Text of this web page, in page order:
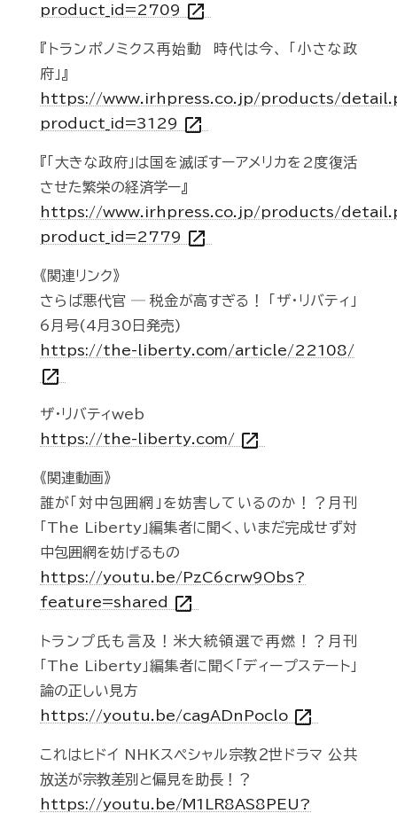
product_id=2709 open_in_new
『トランポノミクス再始動 時代は今、 「小さな政
府」』
https://www.irhpress.co.jp/products/
product_id=3129 open_in_new
『「大きな政府」は国を滅ぼすーアメリカを2度復活
させた繁栄の経済学ー』
https://www.irhpress.co.jp/products/
product_id=2779 open_in_new
《関連リンク》
さらば悪代官 ─ 税金が高すぎる！ 「ザ・リバティ」
6月号(4月30日発売)
https://the-liberty.com/article/22108/
open_in_new
ザ・リバティweb
https://the-liberty.com/ open_in_new
《関連動画》
誰が「対中包囲網」を妨害しているのか！？月刊
「The Liberty」編集者に聞く、いまだ完成せず対
中包囲網を妨げるもの
https://youtu.be/PzC6crw9Obs?
feature=shared open_in_new
トランプ氏も言及！米大統領選で再燃！？月刊
「The Liberty」編集者に聞く「ディープステート」
論の正しい見方
https://youtu.be/cagADnPoclo open_in_new
これはヒドイ NHKスペシャル宗教２世ドラマ 公共
放送が宗教差別と偏見を助長！？
https://youtu.be/M1LR8AS8PEU?